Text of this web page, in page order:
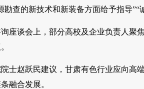
勘查的新技术和新装备方面给予指导
座谈会上，部分高校及企业负责人
士赵跃民建议，甘肃有色行业应向
融合发展。